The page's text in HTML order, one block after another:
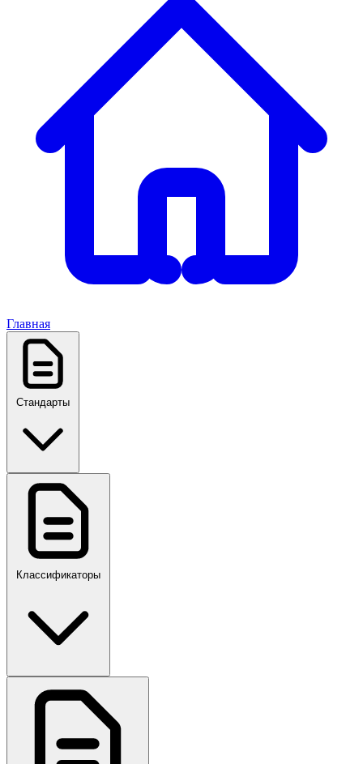
Главная
Стандарты
ГОСТ, ГОСТ Р, ПНСТ
ПР,Р,ПМГ,РМГ
Классификаторы